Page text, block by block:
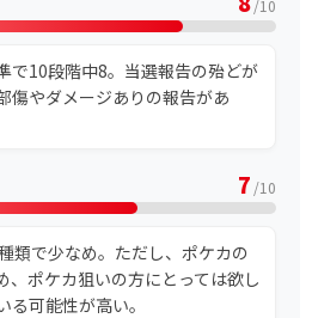
/10
で10段階中8。当選報告の殆どが
傷やダメージありの報告があ
7 /10
類で少なめ。ただし、ポケカの
、ポケカ狙いの方にとっては欲し
可能性が高い。